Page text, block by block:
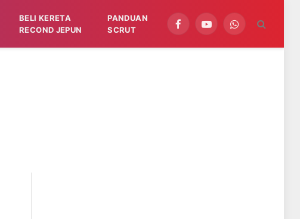
BELI KERETA
RECOND JEPUN
PANDUAN
SCRUT
FacebookYouTubeWhatsApp